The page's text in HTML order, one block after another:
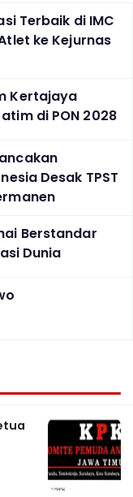
Terbaik di IMC
ke Kejurnas
Kertajaya
di PON 2028
Desak TPST
Berstandar
Dunia